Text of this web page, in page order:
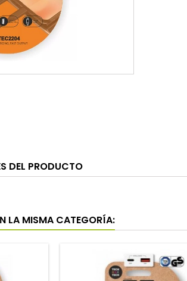
DEL PRODUCTO
LA MISMA CATEGORÍA: